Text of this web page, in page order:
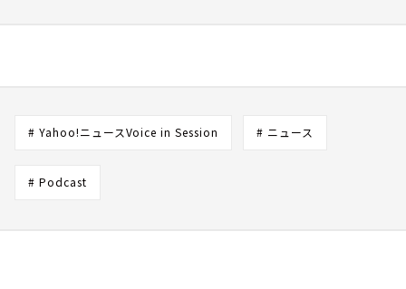
# Yahoo!ニュースVoice in Session # ニュース
# Podcast